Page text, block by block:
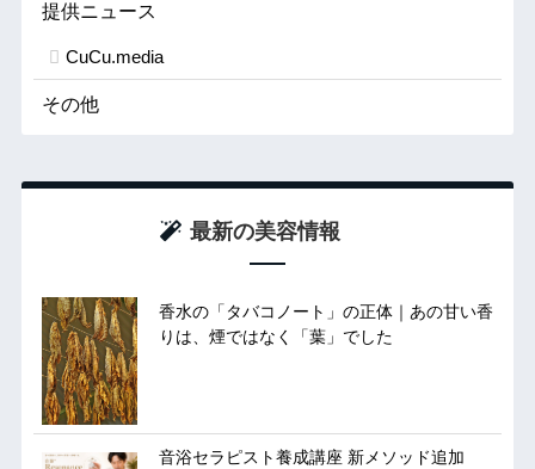
提供ニュース
CuCu.media
その他
最新の美容情報
香水の「タバコノート」の正体｜あの甘い香
りは、煙ではなく「葉」でした
音浴セラピスト養成講座 新メソッド追加